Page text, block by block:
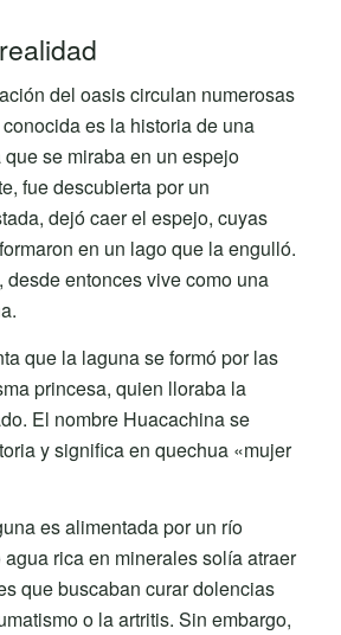
del oasis circulan numerosas
es la historia de una
se miraba en un espejo
fue descubierta por un
dejó caer el espejo, cuyas
en un lago que la engulló.
entonces vive como una
que la laguna se formó por las
princesa, quien lloraba la
El nombre Huacachina se
y significa en quechua «mujer
es alimentada por un río
rica en minerales solía atraer
que buscaban curar dolencias
o la artritis. Sin embargo,